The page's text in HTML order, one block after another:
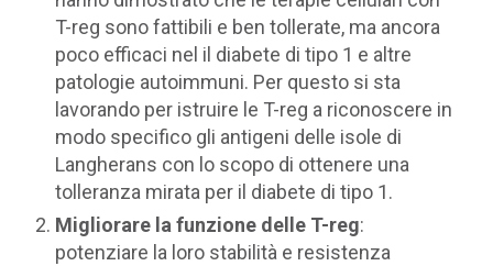
T-reg sono fattibili e ben tollerate, ma ancora
poco efficaci nel il diabete di tipo 1 e altre
patologie autoimmuni. Per questo si sta
lavorando per istruire le T-reg a riconoscere in
modo specifico gli antigeni delle isole di
Langherans con lo scopo di ottenere una
tolleranza mirata per il diabete di tipo 1.
Migliorare la funzione delle T-reg:
potenziare la loro stabilità e resistenza